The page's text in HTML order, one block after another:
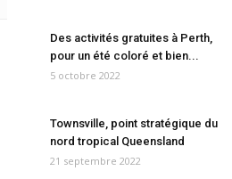
Des activités gratuites à Perth,
pour un été coloré et bien...
5 octobre 2022
Townsville, point stratégique du
nord tropical Queensland
21 septembre 2022